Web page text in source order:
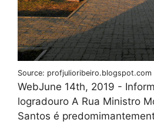
Source: profjulioribeiro.blogspot.com
WebJune 14th, 2019 -
logradouro A Rua Ministro
Santos é